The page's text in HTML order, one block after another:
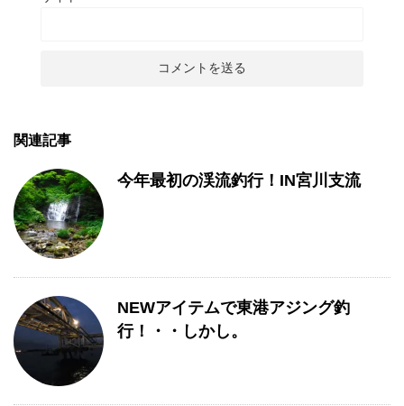
関連記事
今年最初の渓流釣行！IN宮川支流
NEWアイテムで東港アジング釣
行！・・しかし。